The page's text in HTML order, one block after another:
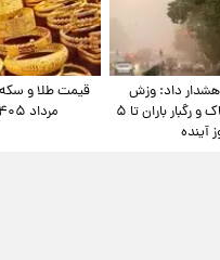
داد: وزش
تندباد، گردوخاک و رگبار باران تا ۵
آینده
مرداد ۱۴۰۵ +جدول